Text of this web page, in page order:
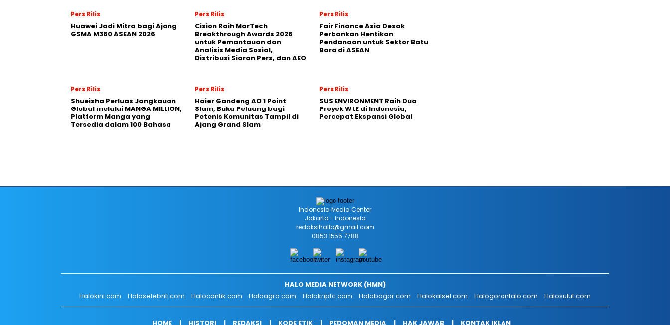
Pers Rilis
Huawei Jadi Mitra bagi Ajang
GSMA M360 ASEAN 2026
Pers Rilis
Cision Raih MarTech
Breakthrough Awards 2026
untuk Pemantauan dan
Analisis Media Sosial,
Distribusi Siaran Pers, dan AEO
Pers Rilis
Fair Finance Asia Desak
Perbankan Hentikan
Pendanaan untuk Sektor Batu
Bara di ASEAN
Pers Rilis
Shueisha Perluas Jangkauan
Global melalui MANGA MILLION,
Platform Manga yang
Tersedia dalam 100 Bahasa
Pers Rilis
Haier Gandeng AO 1 Point
Slam, Buka Peluang bagi
Petenis Komunitas Tampil di
Ajang Grand Slam
Pers Rilis
SUS ENVIRONMENT Raih Dua
Proyek WtE di Indonesia,
Percepat Ekspansi Global
Indonesia Media Center
Jakarta - Indonesia
redaksihallo@gmail.com
0853 1555 7788
HALO MEDIA NETWORK (HMN)
Halokini.com
Haloselebriti.com Halocantik.com Haloagro.com Halokripto.com Halobogor.com Halokalsel.com Halogorontalo.com Halosulut.com
HOME HISTORI REDAKSI KODE ETIK PEDOMAN MEDIA HAK JAWAB KONTAK IKLAN